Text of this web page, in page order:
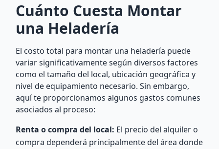
Cuánto Cuesta Montar
una Heladería
El costo total para montar una heladería puede
variar significativamente según diversos factores
como el tamaño del local, ubicación geográfica y
nivel de equipamiento necesario. Sin embargo,
aquí te proporcionamos algunos gastos comunes
asociados al proceso:
Renta o compra del local: El precio del alquiler o
compra dependerá principalmente del área donde